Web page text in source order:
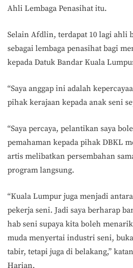
Ahli Lembaga Penasihat itu.
Selain Afdlin, terdapat 10 lagi ahli
sebagai lembaga penasihat bagi
kepada Datuk Bandar Kuala
“Saya anggap ini adalah
pihak kerajaan kepada anak seni
“Saya percaya, pelantikan saya
pemahaman kepada pihak DBKL
artis melibatkan persembahan
program langsung.
“Kuala Lumpur juga menjadi
pekerja seni. Jadi saya berharap
hab seni supaya kita boleh
muda menyertai industri seni,
tabir, tetapi juga di belakang,”
Harian.